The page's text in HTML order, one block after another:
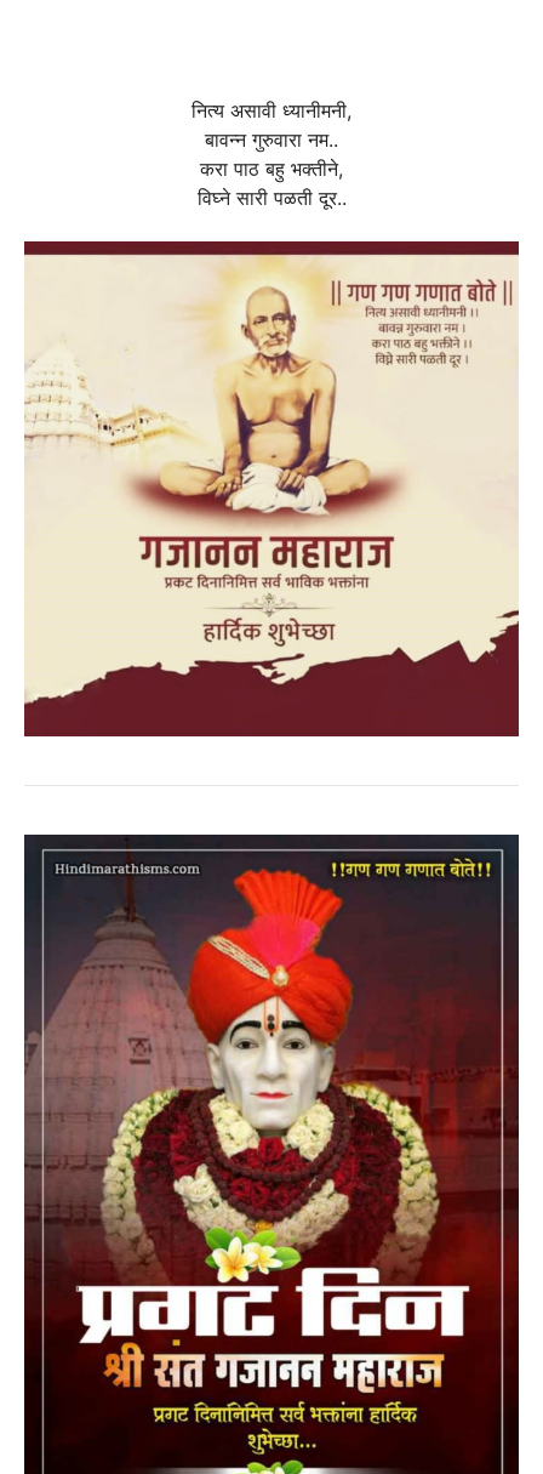
नित्य असावी ध्यानीमनी,
बावन्न गुरुवारा नम..
करा पाठ बहु भक्तीने,
विघ्ने सारी पळती दूर..